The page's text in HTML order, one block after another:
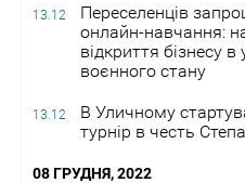
13.12
Переселенців
онлайн-навчання:
відкриття бізнесу
воєнного стану
13.12
В Уличному
турнір в честь
08 ГРУДНЯ, 2022